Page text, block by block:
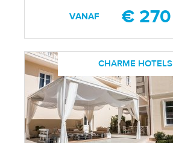
VANAF € 270
CHARME HOTELS